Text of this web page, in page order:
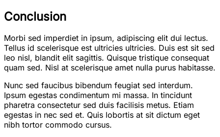
Conclusion
Morbi sed imperdiet in ipsum, adipiscing elit dui lectus.
Tellus id scelerisque est ultricies ultricies. Duis est sit sed
leo nisl, blandit elit sagittis. Quisque tristique consequat
quam sed. Nisl at scelerisque amet nulla purus habitasse.
Nunc sed faucibus bibendum feugiat sed interdum.
Ipsum egestas condimentum mi massa. In tincidunt
pharetra consectetur sed duis facilisis metus. Etiam
egestas in nec sed et. Quis lobortis at sit dictum eget
nibh tortor commodo cursus.